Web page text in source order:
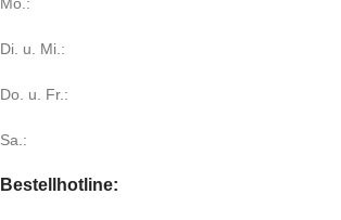
Mo.:
Di. u. Mi.:
Do. u. Fr.:
Sa.:
Bestellhotline: